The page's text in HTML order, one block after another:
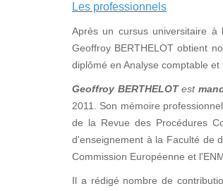
Les professionnels
Après un cursus universitaire
Geoffroy BERTHELOT obtient
diplômé en Analyse comptable et
Geoffroy BERTHELOTest
2011. Son mémoire
de la Revue des Procédures
d'enseignement à la Faculté de
Commission Européenne et
Il a rédigé nombre de